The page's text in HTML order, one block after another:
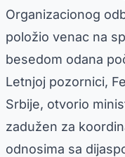
Organizacionog
položio venac na
besedom odana
Letnjoj pozornici,
Srbije, otvorio
zadužen za
odnosima sa